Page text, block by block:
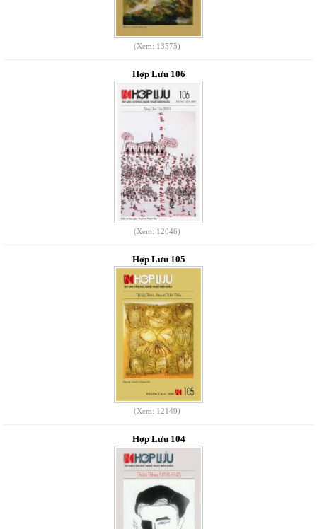
(Xem: 13575)
Hợp Lưu 106
(Xem: 12046)
Hợp Lưu 105
(Xem: 12149)
Hợp Lưu 104